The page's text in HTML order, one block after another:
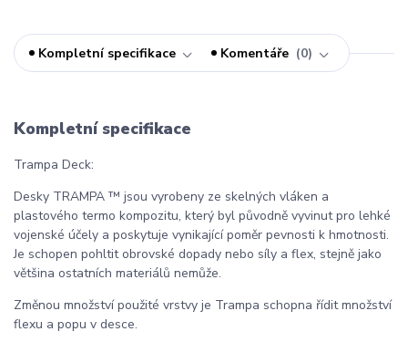
Kompletní specifikace Komentáře 0
Kompletní specifikace
Trampa Deck:
Desky TRAMPA ™ jsou vyrobeny ze skelných vláken a
plastového termo kompozitu, který byl původně vyvinut pro lehké
vojenské účely a poskytuje vynikající poměr pevnosti k hmotnosti.
Je schopen pohltit obrovské dopady nebo síly a flex, stejně jako
většina ostatních materiálů nemůže.
Změnou množství použité vrstvy je Trampa schopna řídit množství
flexu a popu v desce.